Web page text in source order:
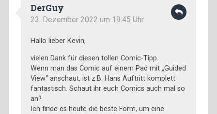
DerGuy
23. Dezember 2022 um 19:45 Uhr
Hallo lieber Kevin,
vielen Dank für diesen tollen Comic-Tipp.
Wenn man das Comic auf einem Pad mit „Guided
View“ anschaut, ist z.B. Hans Auftritt komplett
fantastisch. Schaut ihr euch Comics auch mal so
an?
Ich finde es heute die beste Form, um eine